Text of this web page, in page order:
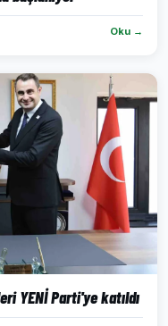
Oku →
YENİ Parti'ye katıldı